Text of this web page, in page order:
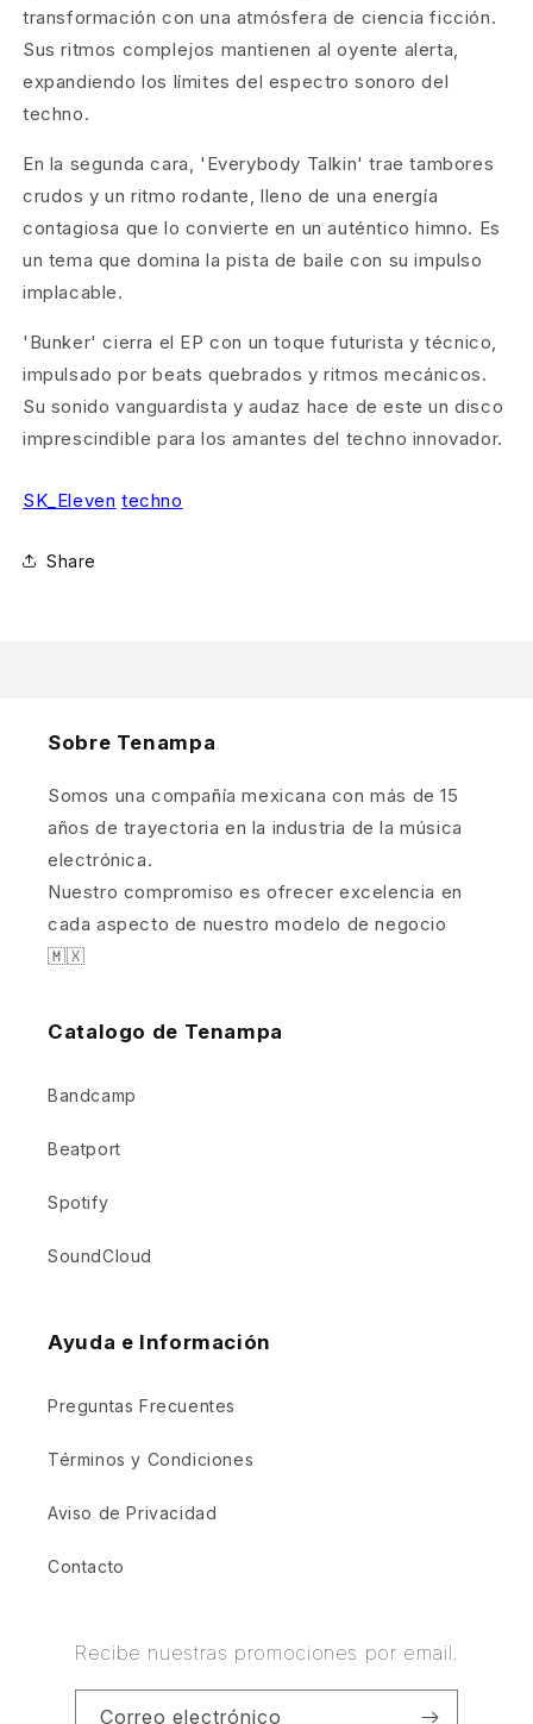
transformación con una atmósfera de ciencia ficción.
Sus ritmos complejos mantienen al oyente alerta,
expandiendo los límites del espectro sonoro del
techno.
En la segunda cara, 'Everybody Talkin' trae tambores
crudos y un ritmo rodante, lleno de una energía
contagiosa que lo convierte en un auténtico himno. Es
un tema que domina la pista de baile con su impulso
implacable.
'Bunker' cierra el EP con un toque futurista y técnico,
impulsado por beats quebrados y ritmos mecánicos.
Su sonido vanguardista y audaz hace de este un disco
imprescindible para los amantes del techno innovador.
SK_Eleven techno
Share
Sobre Tenampa
Somos una compañía mexicana con más de 15
años de trayectoria en la industria de la música
electrónica.
Nuestro compromiso es ofrecer excelencia en
cada aspecto de nuestro modelo de negocio
🇲🇽
Catalogo de Tenampa
Bandcamp
Beatport
Spotify
SoundCloud
Ayuda e Información
Preguntas Frecuentes
Términos y Condiciones
Aviso de Privacidad
Contacto
Recibe nuestras promociones por email.
Correo electrónico